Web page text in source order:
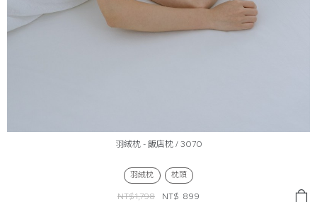
羽絨枕 - 飯店枕 / 3070
羽絨枕 枕頭
NT$1,798 NT$ 899